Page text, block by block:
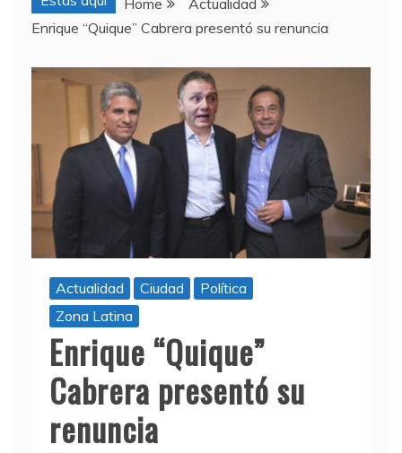
Home
Actualidad
Enrique “Quique” Cabrera presentó su renuncia
Actualidad Ciudad
Política
Zona Latina
Enrique “Quique”
Cabrera presentó su
renuncia